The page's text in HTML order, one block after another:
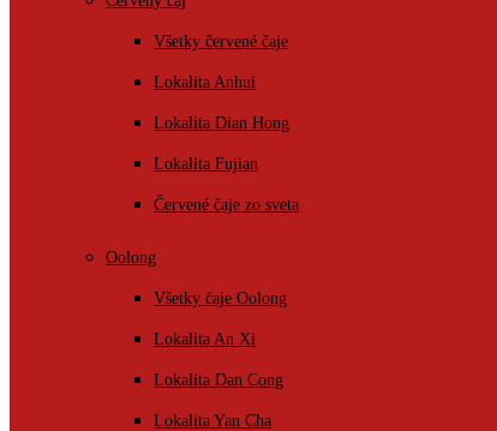
Všetky červené čaje
Lokalita Anhui
Lokalita Dian Hong
Lokalita Fujian
Červené čaje zo sveta
Oolong
Všetky čaje Oolong
Lokalita An Xi
Lokalita Dan Cong
Lokalita Yan Cha